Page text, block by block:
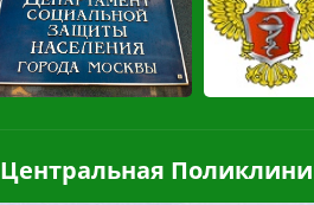
Центральная